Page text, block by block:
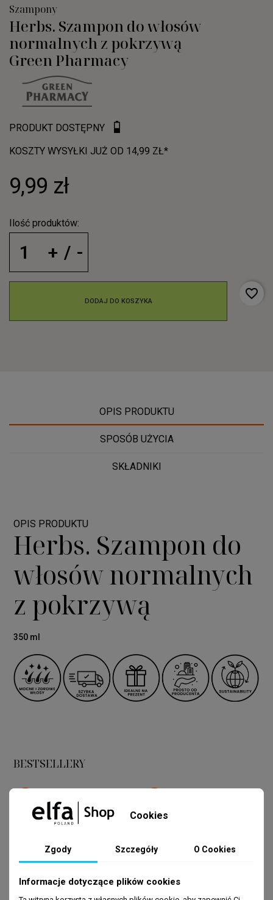
Szampony
Herbs. Szampon do włosów
normalnych z pokrzywą
Green Pharmacy
PRODUKT DOSTĘPNY
KOSZTY WYSYŁKI JUŻ OD 14,99 ZŁ*
9,99 zł
Ilość produktów:
DODAJ DO KOSZYKA
favorite_border
OPIS PRODUKTU
SPOSÓB UŻYCIA
SKŁADNIKI
OPIS PRODUKTU
Herbs. Szampon do
włosów normalnych
z pokrzywą
350 ml
BESTSELLERY
Cookies
Zgody Szczegóły O Cookies
Informacje dotyczące plików cookies